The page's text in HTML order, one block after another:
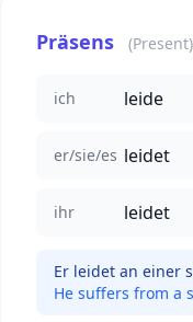
Präsens (Present)
ich leide
er/sie/es leidet
ihr leidet
Er leidet an einer
He suffers from a